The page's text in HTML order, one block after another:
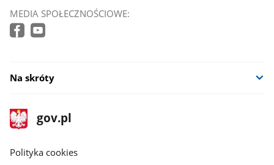
MEDIA SPOŁECZNOŚCIOWE:
Na skróty
stopka
gov.pl
Strona
gov.pl
gov.pl
Polityka cookies